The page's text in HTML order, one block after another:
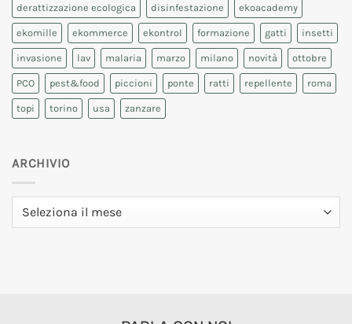
derattizzazione ecologica disinfestazione ekoacademy
ekomille ekommerce ekontrol formazione gatti insetti
invasione lav malaria marzo milano novità ottobre
PCO pest&food piccioni ponte ratti repellente roma
topi torino usa zanzare
ARCHIVIO
Archivio